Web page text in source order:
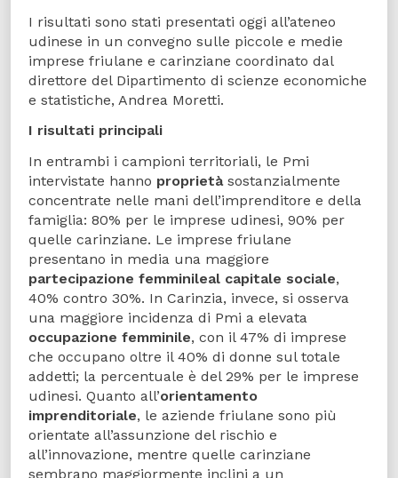
I risultati sono stati presentati oggi all’ateneo
udinese in un convegno sulle piccole e medie
imprese friulane e carinziane coordinato dal
direttore del Dipartimento di scienze economiche
e statistiche, Andrea Moretti.
I risultati principali
In entrambi i campioni territoriali, le Pmi
intervistate hanno proprietàsostanzialmente
concentrate nelle mani dell’imprenditore e della
famiglia: 80% per le imprese udinesi, 90% per
quelle carinziane. Le imprese friulane
presentano in media una maggiore
partecipazione femminileal capitale sociale,
40% contro 30%. In Carinzia, invece, si osserva
una maggiore incidenza di Pmi a elevata
occupazione femminile, con il 47% di imprese
che occupano oltre il 40% di donne sul totale
addetti; la percentuale è del 29% per le imprese
udinesi. Quanto all’orientamento
imprenditoriale, le aziende friulane sono più
orientate all’assunzione del rischio e
all’innovazione, mentre quelle carinziane
sembrano maggiormente inclini a un